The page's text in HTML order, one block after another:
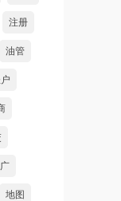
注册
油管
地图